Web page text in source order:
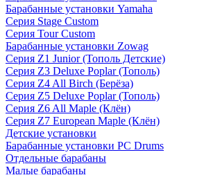
Барабанные установки Yamaha
Серия Stage Custom
Серия Tour Custom
Барабанные установки Zowag
Серия Z1 Junior (Тополь Детские)
Серия Z3 Deluxe Poplar (Тополь)
Серия Z4 All Birch (Берёза)
Серия Z5 Deluxe Poplar (Тополь)
Серия Z6 All Maple (Клён)
Серия Z7 European Maple (Клён)
Детские установки
Барабанные установки PC Drums
Отдельные барабаны
Малые барабаны